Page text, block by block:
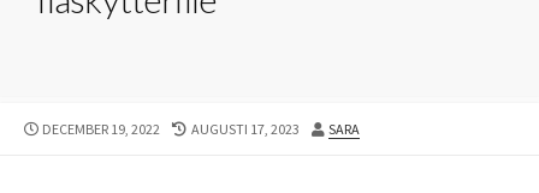
PUBLISHED
DECEMBER 19, 2022
LAST
AUGUSTI 17, 2023 AUTHOR
SARA